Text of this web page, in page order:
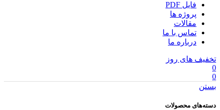
فایل PDF
پروژه ها
مقالات
تماس با ما
درباره ما
تخفیف های روز
0
0
بستن
دسته‌های محصولات